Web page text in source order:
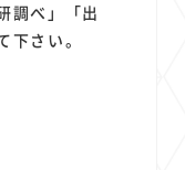
調べ」「出
さい。